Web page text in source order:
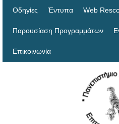
Οδηγίες Έντυπα Web
Παρουσίαση Προγραμμάτων
Επικοινωνία